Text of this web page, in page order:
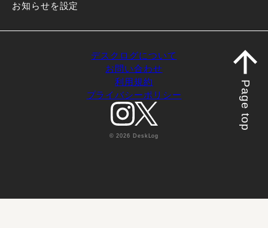
お知らせを設定
デスクログについて
お問い合わせ
利用規約
プライバシーポリシー
© 2026 DeskLog
Page top